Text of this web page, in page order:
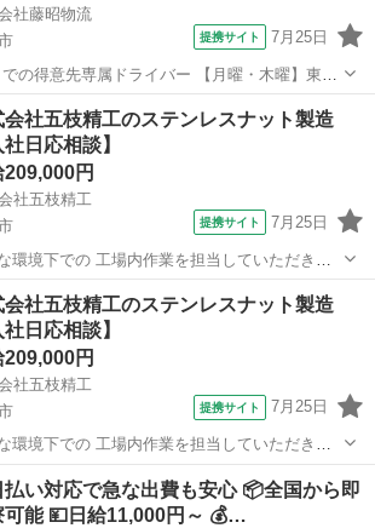
社藤昭物流
提携サイト 7月25日
の得意先専属ドライバー 【月曜・木曜】東大
期便 【火曜・水曜・金曜】八尾～奈良～大東
類の輸送業務です。 ※リフト積み・リフト降
ませ...
ライバー
会社五枝精工のステンレスナット製造
社日応相談】
209,000円
社五枝精工
提携サイト 7月25日
環境下での 工場内作業を担当していただきま
工後の製品の検品（専用測定具を使用） ▼ボ
ボ...
庫管理
会社五枝精工のステンレスナット製造
社日応相談】
209,000円
社五枝精工
提携サイト 7月25日
環境下での 工場内作業を担当していただきま
工後の製品の検品（専用測定具を使用） ▼ボ
ボ...
庫管理
払い対応で急な出費も安心 📦全国から即
可能 💴日給11,000円～ 💰…